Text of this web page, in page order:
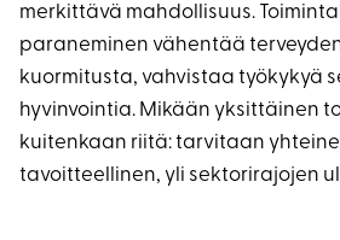
merkittävä mahdollisuus.
paraneminen vähentää
kuormitusta, vahvistaa työkykyä
hyvinvointia. Mikään yksittäinen
kuitenkaan riitä: tarvitaan
tavoitteellinen, yli sektorirajojen